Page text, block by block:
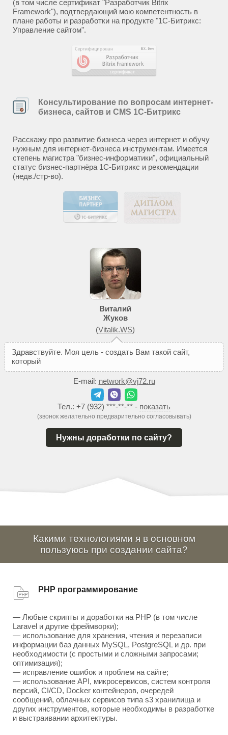
(в том числе сертификат "Разработчик Bitrix
Framework"), подтвердающий мою компетентность в
плане работы и разработки на продукте "1С-Битрикс:
Управление сайтом".
Консультирование по вопросам интернет-
бизнеса, сайтов и CMS 1С-Битрикс
Расскажу про развитие бизнеса через интернет и обучу
нужным для интернет-бизнеса инструментам. Имеется
степень магистра "бизнес-информатики", официальный
статус бизнес-партнёра 1С-Битрикс и рекомендации
(недв./стр-во).
Виталий
Жуков
(Vitalik.WS)
Здравствуйте. Моя цель - создать Вам такой сайт,
который
E-mail: network@vj72.ru
Тел.: +7 (932) ***-**-** - показать
(звонок желательно предварительно согласовывать)
Нужны доработки по сайту?
Какими технологиями я в основном
пользуюсь при создании сайта?
PHP программирование
— Любые скрипты и доработки на PHP (в том числе
Laravel и другие фреймворки);
— использование для хранения, чтения и перезаписи
информации баз данных MySQL, PostgreSQL и др. при
необходимости (с простыми и сложными запросами;
оптимизация);
— исправление ошибок и проблем на сайте;
— использование API, микросервисов, систем контроля
версий, CI/CD, Docker контейнеров, очередей
сообщений, облачных сервисов типа s3 хранилища и
других инструментов, которые необходимы в разработке
и выстраивании архитектуры.